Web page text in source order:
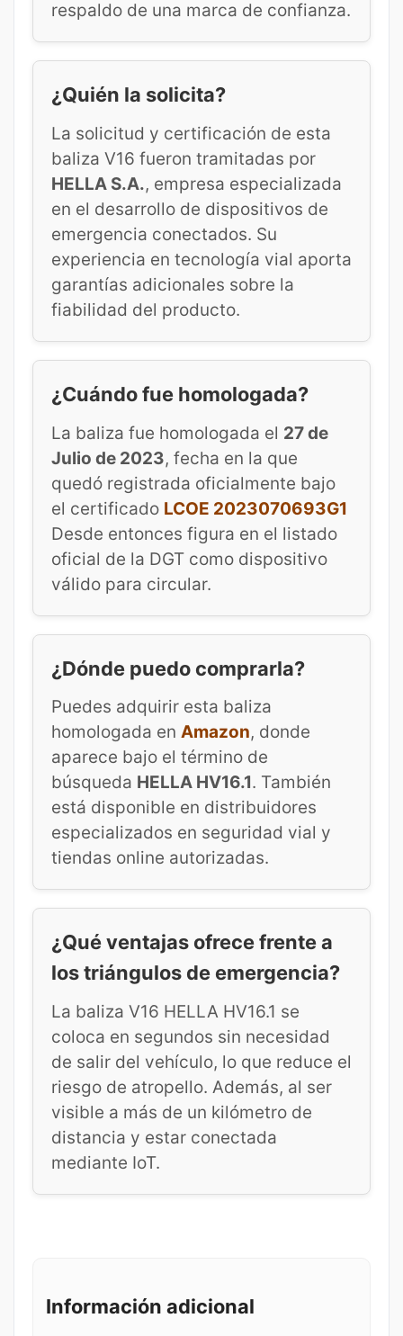
respaldo de una marca de confianza.
¿Quién la solicita?
La solicitud y certificación de esta
baliza V16 fueron tramitadas por
HELLA S.A., empresa especializada
en el desarrollo de dispositivos de
emergencia conectados. Su
experiencia en tecnología vial aporta
garantías adicionales sobre la
fiabilidad del producto.
¿Cuándo fue homologada?
La baliza fue homologada el 27 de
Julio de 2023, fecha en la que
quedó registrada oficialmente bajo
el certificado LCOE 2023070693G1
Desde entonces figura en el listado
oficial de la DGT como dispositivo
válido para circular.
¿Dónde puedo comprarla?
Puedes adquirir esta baliza
homologada en Amazon, donde
aparece bajo el término de
búsqueda HELLA HV16.1. También
está disponible en distribuidores
especializados en seguridad vial y
tiendas online autorizadas.
¿Qué ventajas ofrece frente a
los triángulos de emergencia?
La baliza V16 HELLA HV16.1 se
coloca en segundos sin necesidad
de salir del vehículo, lo que reduce el
riesgo de atropello. Además, al ser
visible a más de un kilómetro de
distancia y estar conectada
mediante IoT.
Información adicional